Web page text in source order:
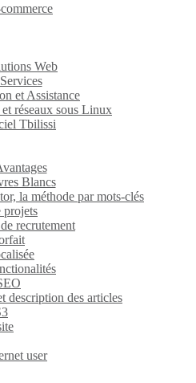
Web
Services
et Assistance
réseaux sous Linux
Tbilissi
Blancs
la méthode par mots-clés
projets
recrutement
description des articles
user